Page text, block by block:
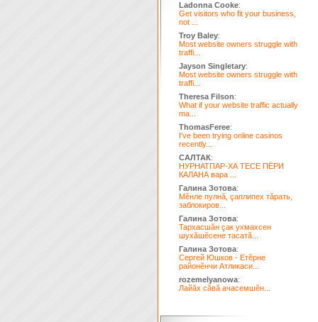
Ladonna Cooke:
Get visitors who fit your business,
not ...
Troy Baley:
Most website owners struggle with
traffi...
Jayson Singletary:
Most website owners struggle with
traffi...
Theresa Filson:
What if your website traffic actually
ma...
ThomasFeree:
I've been trying online casinos
recently...
САЛТАК:
НУРНАТПАР-ХА ТЕСЕ ПЁРИ
КАЛАНА вара ...
Галина Зотова:
Мĕнле пулнă, çаплипех тăрать,
заблокиров...
Галина Зотова:
Тархасшăн çак ухмахсен
шухăшĕсене тасатă...
Галина Зотова:
Сергей Юшков - Етĕрне
районĕнчи Атликаси...
rozemelyanowa:
Лайăх сăвă ачасемшĕн...